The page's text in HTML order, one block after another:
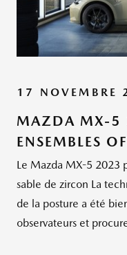
17 NOVEMBRE
MAZDA MX-5
ENSEMBLES
Le Mazda MX-5 2023
sable de zircon La
de la posture a été
observateurs et